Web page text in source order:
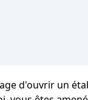
d'ouvrir un